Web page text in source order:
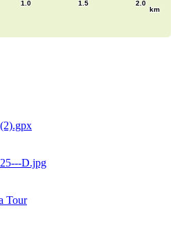
D.jpg
Tour